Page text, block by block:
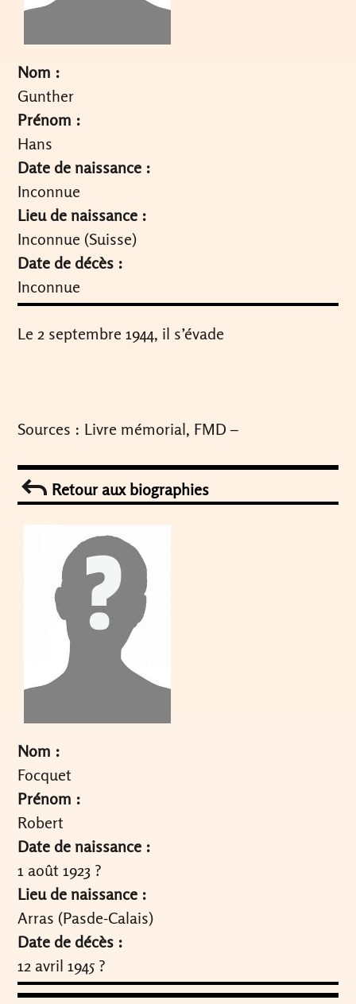
Nom :
Gunther
Prénom :
Hans
Date de naissance :
Inconnue
Lieu de naissance :
Inconnue (Suisse)
Date de décès :
Inconnue
Le 2 septembre 1944, il s’évade
Sources : Livre mémorial, FMD –
Retour aux biographies
Nom :
Focquet
Prénom :
Robert
Date de naissance :
1 août 1923 ?
Lieu de naissance :
Arras (Pasde-Calais)
Date de décès :
12 avril 1945 ?